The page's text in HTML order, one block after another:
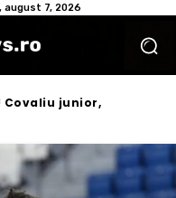
august 7, 2026
Covaliu junior,